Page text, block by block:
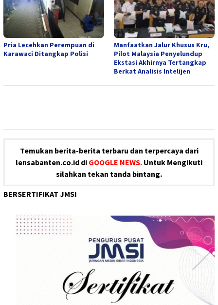
Pria Lecehkan Perempuan di
Karawaci Ditangkap Polisi
Manfaatkan Jalur Khusus Kru,
Pilot Malaysia Penyelundup
Ekstasi Akhirnya Tertangkap
Berkat Analisis Intelijen
Temukan berita-berita terbaru dan terpercaya dari
lensabanten.co.id di GOOGLE NEWS. Untuk Mengikuti
silahkan tekan tanda bintang.
BERSERTIFIKAT JMSI